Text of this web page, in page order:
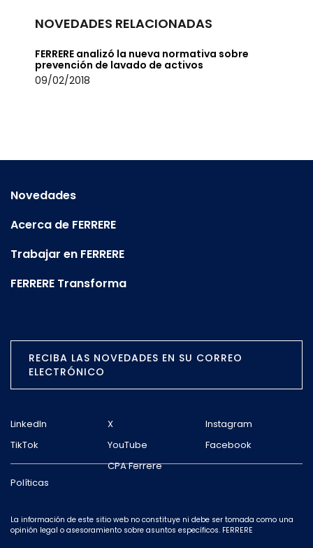
NOVEDADES RELACIONADAS
FERRERE analizó la nueva normativa sobre
prevención de lavado de activos
09/02/2018
Novedades
Acerca de FERRERE
Trabajar en FERRERE
FERRERE Transforma
RECIBA LAS NOVEDADES EN SU CORREO
ELECTRÓNICO
LinkedIn X
Instagram
TikTok
YouTube Facebook
Políticas
CPA Ferrere
La información de este sitio web no constituye ni debe ser tomada como una
opinión legal o asesoramiento sobre asuntos específicos. FERRERE